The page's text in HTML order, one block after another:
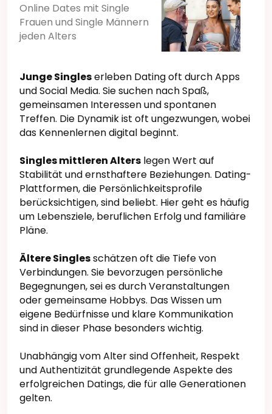
Online Dates mit Single
Frauen und Single Männern
jeden Alters
Junge Singleserleben Dating oft durch Apps
und Social Media. Sie suchen nach Spaß,
gemeinsamen Interessen und spontanen
Treffen. Die Dynamik ist oft ungezwungen, wobei
das Kennenlernen digital beginnt.
Singles mittleren Alters legen Wert auf
Stabilität und ernsthaftere Beziehungen. Dating-
Plattformen, die Persönlichkeitsprofile
berücksichtigen, sind beliebt. Hier geht es häufig
um Lebensziele, beruflichen Erfolg und familiäre
Pläne.
Ältere Singlesschätzen oft die Tiefe von
Verbindungen. Sie bevorzugen persönliche
Begegnungen, sei es durch Veranstaltungen
oder gemeinsame Hobbys. Das Wissen um
eigene Bedürfnisse und klare Kommunikation
sind in dieser Phase besonders wichtig.
Unabhängig vom Alter sind Offenheit, Respekt
und Authentizität grundlegende Aspekte des
erfolgreichen Datings, die für alle Generationen
gelten.